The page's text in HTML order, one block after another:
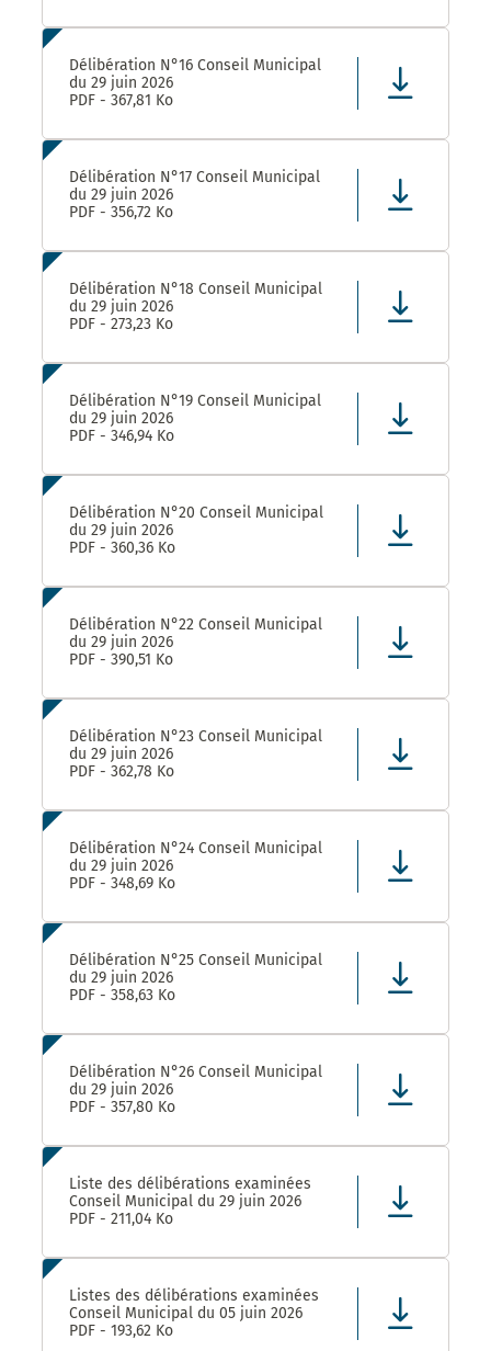
Délibération N°16 Conseil Municipal
du 29 juin 2026
PDF - 367,81 Ko
Délibération N°17 Conseil Municipal
du 29 juin 2026
PDF - 356,72 Ko
Délibération N°18 Conseil Municipal
du 29 juin 2026
PDF - 273,23 Ko
Délibération N°19 Conseil Municipal
du 29 juin 2026
PDF - 346,94 Ko
Délibération N°20 Conseil Municipal
du 29 juin 2026
PDF - 360,36 Ko
Délibération N°22 Conseil Municipal
du 29 juin 2026
PDF - 390,51 Ko
Délibération N°23 Conseil Municipal
du 29 juin 2026
PDF - 362,78 Ko
Délibération N°24 Conseil Municipal
du 29 juin 2026
PDF - 348,69 Ko
Délibération N°25 Conseil Municipal
du 29 juin 2026
PDF - 358,63 Ko
Délibération N°26 Conseil Municipal
du 29 juin 2026
PDF - 357,80 Ko
Liste des délibérations examinées
Conseil Municipal du 29 juin 2026
PDF - 211,04 Ko
Listes des délibérations examinées
Conseil Municipal du 05 juin 2026
PDF - 193,62 Ko